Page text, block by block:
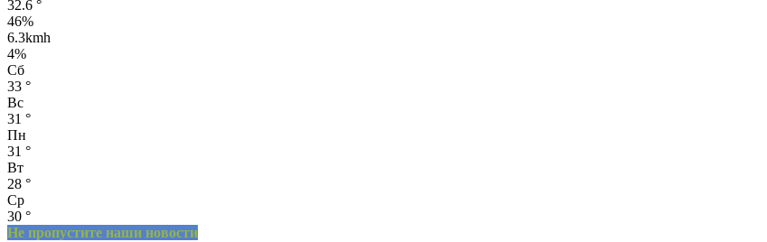
32.6 °
46%
6.3kmh
4%
Сб
33 °
Вс
31 °
Пн
31 °
Вт
28 °
Ср
30 °
Не пропустите наши новости